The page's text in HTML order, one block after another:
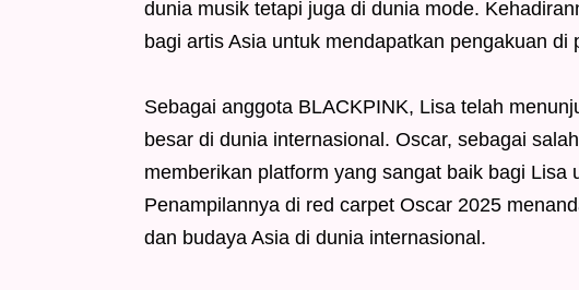
dunia musik tetapi juga di dunia mode.
bagi artis Asia untuk mendapatkan pengakuan di
Sebagai anggota BLACKPINK, Lisa telah
besar di dunia internasional. Oscar, sebagai
memberikan platform yang sangat baik bagi Lisa
Penampilannya di red carpet Oscar 2025
dan budaya Asia di dunia internasional.